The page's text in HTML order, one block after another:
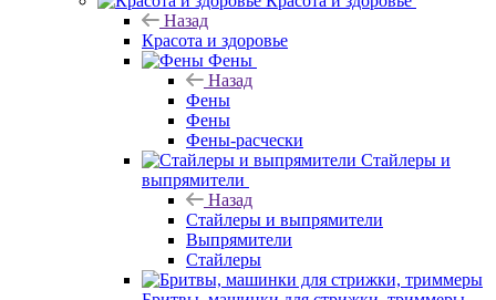
Назад
Красота и здоровье
Фены
Назад
Фены
Фены
Фены-расчески
Стайлеры и
выпрямители
Назад
Стайлеры и выпрямители
Выпрямители
Стайлеры